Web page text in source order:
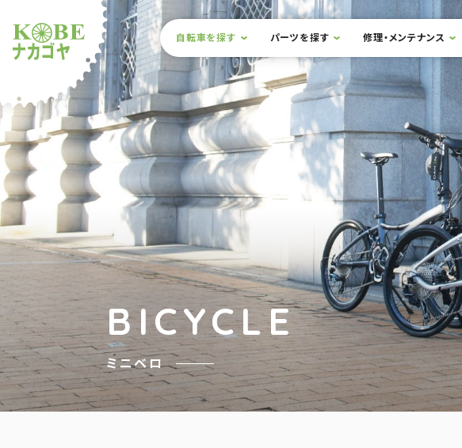
ショップナカゴヤ
サイト内メニュー
本文までスキップ
自転車を探す パーツを探す 修理・メンテナンス
BICYCLE
ミニベロ